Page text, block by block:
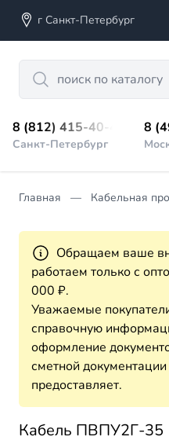
г Санкт-Петербург
Search
8 (812) 415-40-45
Санкт-Петербург
8
Главная Кабельная
Обращаем ваше
работаем только с
000 ₽.
Уважаемые
справочную
оформление
сметной
предоставляет.
Кабель ПВПУ2Г-35